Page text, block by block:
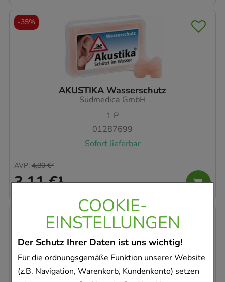
COOKIE-
EINSTELLUNGEN
Der Schutz Ihrer Daten ist uns wichtig!
Für die ordnungsgemäße Funktion unserer Website
(z.B. Navigation, Warenkorb, Kundenkonto) setzen
AKUSTIKA Wasserschutz
Südmedica GmbH
1 P
01287699
Sofort lieferbar
3,11 €¹
AVP: 4,80 €²
-35%